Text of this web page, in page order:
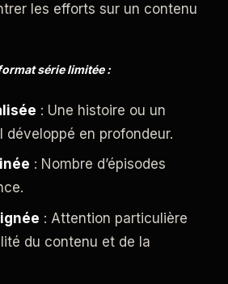
les efforts sur un contenu
série limitée :
: Une histoire ou un
développé en profondeur.
: Nombre d’épisodes
: Attention particulière
du contenu et de la